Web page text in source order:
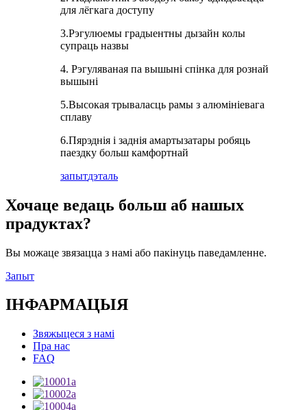
для лёгкага доступу
3.Рэгулюемы градыентны дызайн колы
супраць назвы
4. Рэгуляваная па вышыні спінка для рознай
вышыні
5.Высокая трываласць рамы з алюмініевага
сплаву
6.Пярэднія і заднія амартызатары робяць
паездку больш камфортнай
запытдэталь
Хочаце ведаць больш аб нашых
прадуктах?
Вы можаце звязацца з намі або пакінуць паведамленне.
Запыт
ІНФАРМАЦЫЯ
Звяжыцеся з намі
Пра нас
FAQ